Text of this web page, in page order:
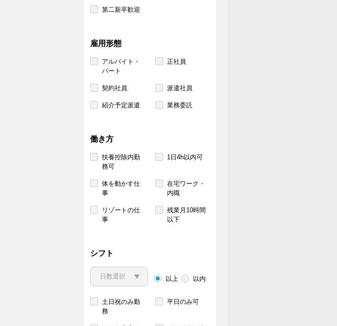
第二新卒歓迎
雇用形態
アルバイト・
パート
正社員
契約社員 派遣社員
紹介予定派遣 業務委託
働き方
扶養控除内勤
務可
1日4h以内可
体を動かす仕
事
在宅ワーク・
内職
リゾートの仕
事
残業月10時間
以下
シフト
以上 以内
土日祝のみ勤
務
平日のみ可